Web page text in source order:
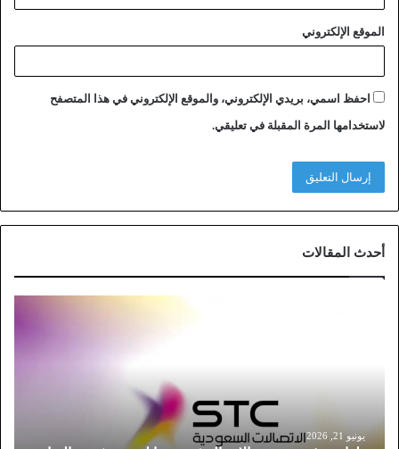
الموقع الإلكتروني
احفظ اسمي، بريدي الإلكتروني، والموقع الإلكتروني في هذا المتصفح
لاستخدامها المرة المقبلة في تعليقي.
أحدث المقالات
و
يونيو 21, 2026